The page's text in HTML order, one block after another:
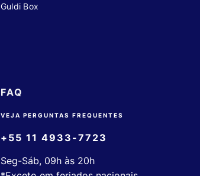
Guldi Box
FAQ
VEJA PERGUNTAS FREQUENTES
+55 11 4933-7723
Seg-Sáb, 09h às 20h